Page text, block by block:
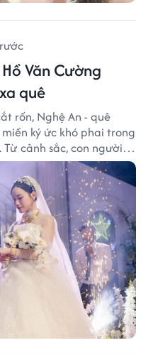
Văn Cường
quê
rốn, Nghệ An - quê
ký ức khó phai trong
cảnh sắc, con người
đều trở thành những
trở về.